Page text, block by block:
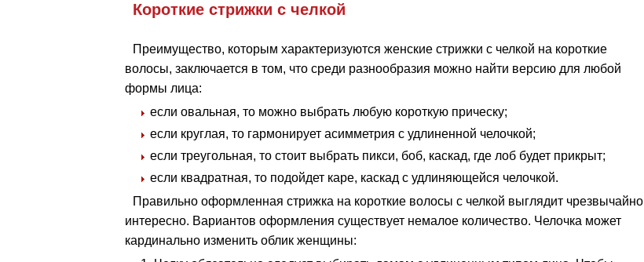
Короткие стрижки с челкой
Преимущество, которым характеризуются женские стрижки с челкой на короткие
волосы, заключается в том, что среди разнообразия можно найти версию для любой
формы лица:
если овальная, то можно выбрать любую короткую прическу;
если круглая, то гармонирует асимметрия с удлиненной челочкой;
если треугольная, то стоит выбрать пикси, боб, каскад, где лоб будет прикрыт;
если квадратная, то подойдет каре, каскад с удлиняющейся челочкой.
Правильно оформленная стрижка на короткие волосы с челкой выглядит чрезвычайно
интересно. Вариантов оформления существует немалое количество. Челочка может
кардинально изменить облик женщины: